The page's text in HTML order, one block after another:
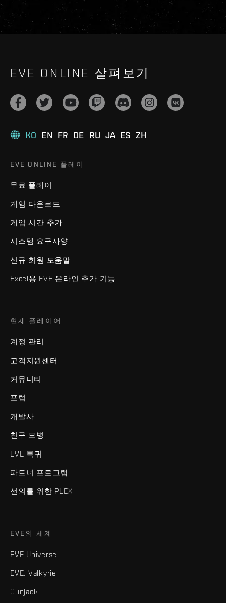
EVE ONLINE 살펴보기
KO EN FR DE RU JA ES ZH
EVE ONLINE 플레이
무료 플레이
게임 다운로드
게임 시간 추가
시스템 요구사양
신규 회원 도움말
Excel용 EVE 온라인 추가 기능
현재 플레이어
계정 관리
고객지원센터
커뮤니티
포럼
개발사
친구 모병
EVE 복귀
파트너 프로그램
선의를 위한 PLEX
EVE의 세계
EVE Universe
EVE: Valkyrie
Gunjack